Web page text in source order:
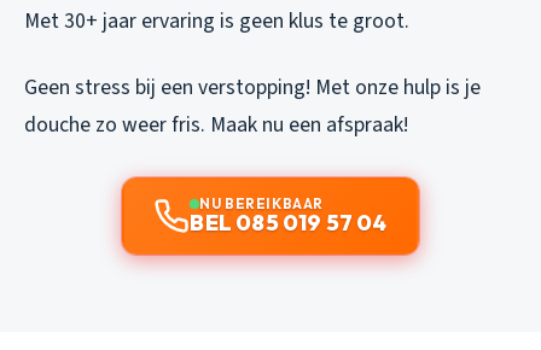
Met 30+ jaar ervaring is geen klus te groot.
Geen stress bij een verstopping! Met onze hulp is je
douche zo weer fris. Maak nu een afspraak!
NU BEREIKBAAR
BEL 085 019 57 04